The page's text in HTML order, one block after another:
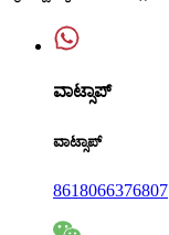
ವಾಟ್ಸಾಪ್
ವಾಟ್ಸಾಪ್
8618066376807